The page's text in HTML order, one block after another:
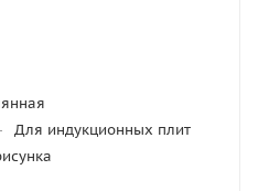
Для индукционных плит